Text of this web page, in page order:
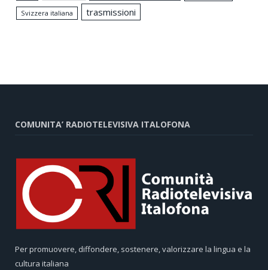
Svizzera italiana trasmissioni
COMUNITA’ RADIOTELEVISIVA ITALOFONA
Per promuovere, diffondere, sostenere, valorizzare la lingua e la
cultura italiana